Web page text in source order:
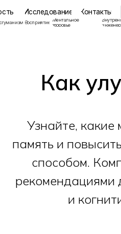
здоровье инженерия
Исследование Контакты Забрать
Как
Узнайте,
память и
способом.
рекомендациями
и